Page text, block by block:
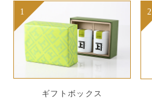
1
ギフトボックス
2